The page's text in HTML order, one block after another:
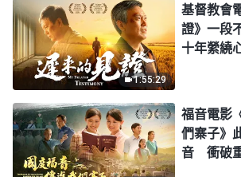
1:55:29
基督教會
證》一段
十年縈繞
福音電影
們寨子》
音 衝破